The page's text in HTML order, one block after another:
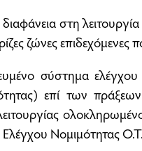
στη
ζώνες επιδεχόμενες
σύστημα
επί των
Νομιμότητας